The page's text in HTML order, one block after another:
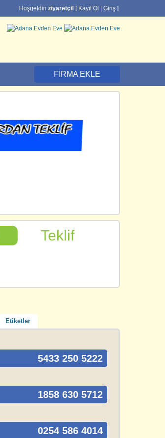
Hoşgeldin ziyaretçi! [ Kayıt Ol Giriş ]
FIRMA EKLE
Teklif
Etiketler
5433 250 5222
1858 630 5712
0254 586 4014